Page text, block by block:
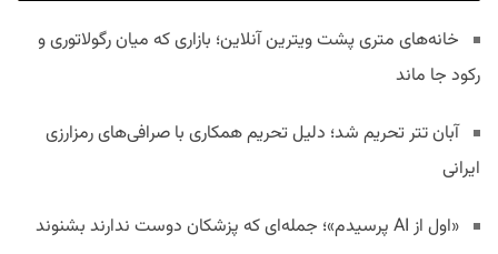
خانه‌های متری پشت ویترین آنلاین؛ بازاری که میان رگولاتوری و
رکود جا ماند
آبان تتر تحریم شد؛ دلیل تحریم همکاری با صرافی‌های رمزارزی
ایرانی
«اول از AI پرسیدم»؛ جمله‌ای که پزشکان دوست ندارند بشنوند